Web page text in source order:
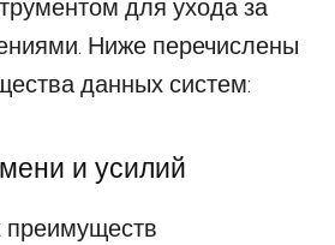
для ухода за
Ниже перечислены
данных систем:
и усилий